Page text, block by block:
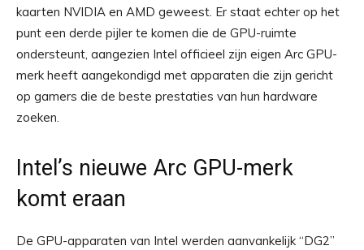
kaarten NVIDIA en AMD geweest. Er staat echter op het
punt een derde pijler te komen die de GPU-ruimte
ondersteunt, aangezien Intel officieel zijn eigen Arc GPU-
merk heeft aangekondigd met apparaten die zijn gericht
op gamers die de beste prestaties van hun hardware
zoeken.
Intel’s nieuwe Arc GPU-merk
komt eraan
De GPU-apparaten van Intel werden aanvankelijk “DG2”